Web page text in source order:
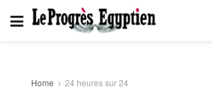
Home 24 heures sur 24